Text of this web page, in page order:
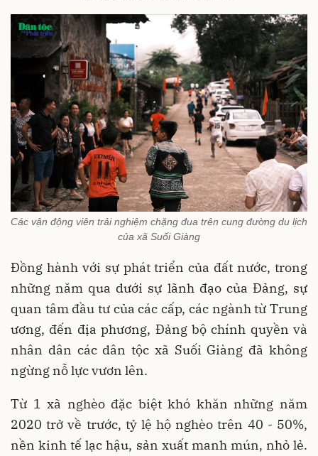
Các vận động viên trải nghiệm chặng đua trên cung đường du lịch
của xã Suối Giàng
Đồng hành với sự phát triển của đất nước, trong
những năm qua dưới sự lãnh đạo của Đảng, sự
quan tâm đầu tư của các cấp, các ngành từ Trung
ương, đến địa phương, Đảng bộ chính quyền và
nhân dân các dân tộc xã Suối Giàng đã không
ngừng nỗ lực vươn lên.
Từ 1 xã nghèo đặc biệt khó khăn những năm
2020 trở về trước, tỷ lệ hộ nghèo trên 40 - 50%,
nền kinh tế lạc hậu, sản xuất manh mún, nhỏ lẻ.